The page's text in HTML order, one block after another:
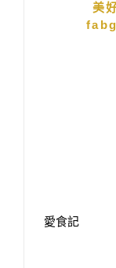
美
愛食記